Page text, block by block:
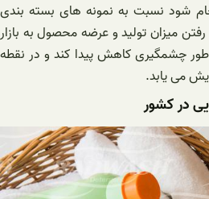
شود نسبت به نمونه های بسته بندی
میزان تولید و عرضه محصول به بازار
چشمگیری کاهش پیدا کند و در نقطه
می یابد.
در کشور